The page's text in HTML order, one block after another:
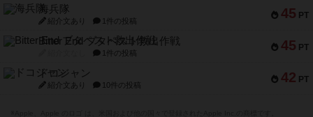
45 PT
海兵隊
紹介文あり 1件の投稿
45 PT
Bitter End ブタペスト救出作戦
1件の投稿
42 PT
ドコジャン
紹介文あり 10件の投稿